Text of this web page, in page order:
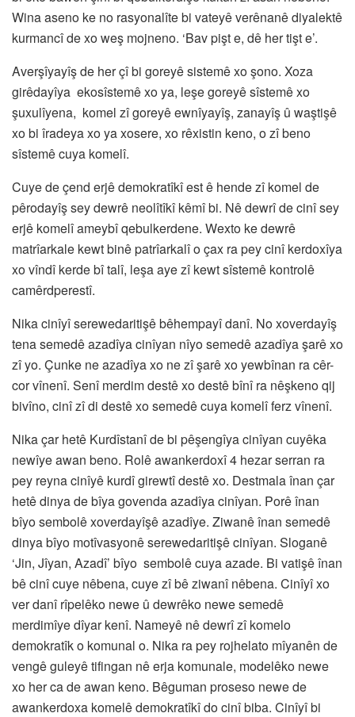
Wina aseno ke no rasyonalîte bi vateyê verênanê diyalektê
kurmancî de xo weş mojneno. ‘Bav pişt e, dê her tişt e’.
Averşîyayîş de her çî bi goreyê sistemê xo şono. Xoza
girêdayîya ekosîstemê xo ya, leşe goreyê sîstemê xo
şuxulîyena, komel zî goreyê ewnîyayîş, zanayîş û waştişê
xo bi îradeya xo ya xosere, xo rêxistin keno, o zî beno
sîstemê cuya komelî.
Cuye de çend erjê demokratîkî est ê hende zî komel de
pêrodayîş sey dewrê neolîtîkî kêmî bi. Nê dewrî de cinî sey
erjê komelî ameybî qebulkerdene. Wexto ke dewrê
matrîarkale kewt binê patrîarkalî o çax ra pey cinî kerdoxîya
xo vîndî kerde bî talî, leşa aye zî kewt sîstemê kontrolê
camêrdperestî.
Nika cinîyî serewedaritişê bêhempayî danî. No xoverdayîş
tena semedê azadîya cinîyan nîyo semedê azadîya şarê xo
zî yo. Çunke ne azadîya xo ne zî şarê xo yewbînan ra cêr-
cor vînenî. Senî merdim destê xo destê bînî ra nêşkeno qij
bivîno, cinî zî di destê xo semedê cuya komelî ferz vînenî.
Nika çar hetê Kurdîstanî de bi pêşengîya cinîyan cuyêka
newîye awan beno. Rolê awankerdoxî 4 hezar serran ra
pey reyna cinîyê kurdî girewtî destê xo. Destmala înan çar
hetê dinya de bîya govenda azadîya cinîyan. Porê înan
bîyo sembolê xoverdayîşê azadîye. Ziwanê înan semedê
dinya bîyo motîvasyonê serewedaritişê cinîyan. Sloganê
‘Jin, Jîyan, Azadî’ bîyo sembolê cuya azade. Bi vatişê înan
bê cinî cuye nêbena, cuye zî bê ziwanî nêbena. Cinîyî xo
ver danî rîpelêko newe û dewrêko newe semedê
merdimîye dîyar kenî. Nameyê nê dewrî zî komelo
demokratîk o komunal o. Nika ra pey rojhelato mîyanên de
vengê guleyê tifingan nê erja komunale, modelêko newe
xo her ca de awan keno. Bêguman proseso newe de
awankerdoxa komelê demokratîkî do cinî biba. Cinîyî bi